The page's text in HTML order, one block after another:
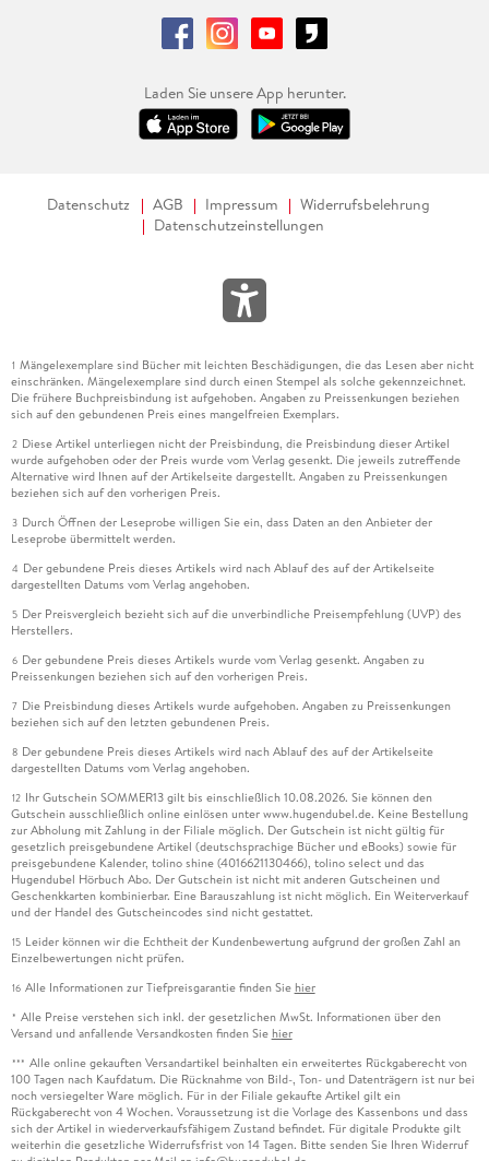
Laden Sie unsere App herunter.
Datenschutz AGB Impressum
Widerrufsbelehrung
Datenschutzeinstellungen
1 Mängelexemplare sind Bücher mit leichten Beschädigungen, die das Lesen aber nicht
einschränken. Mängelexemplare sind durch einen Stempel als solche gekennzeichnet.
Die frühere Buchpreisbindung ist aufgehoben. Angaben zu Preissenkungen beziehen
sich auf den gebundenen Preis eines mangelfreien Exemplars.
2 Diese Artikel unterliegen nicht der Preisbindung, die Preisbindung dieser Artikel
wurde aufgehoben oder der Preis wurde vom Verlag gesenkt. Die jeweils zutreffende
Alternative wird Ihnen auf der Artikelseite dargestellt. Angaben zu Preissenkungen
beziehen sich auf den vorherigen Preis.
3 Durch Öffnen der Leseprobe willigen Sie ein, dass Daten an den Anbieter der
Leseprobe übermittelt werden.
4 Der gebundene Preis dieses Artikels wird nach Ablauf des auf der Artikelseite
dargestellten Datums vom Verlag angehoben.
5 Der Preisvergleich bezieht sich auf die unverbindliche Preisempfehlung (UVP) des
Herstellers.
6 Der gebundene Preis dieses Artikels wurde vom Verlag gesenkt. Angaben zu
Preissenkungen beziehen sich auf den vorherigen Preis.
7 Die Preisbindung dieses Artikels wurde aufgehoben. Angaben zu Preissenkungen
beziehen sich auf den letzten gebundenen Preis.
8 Der gebundene Preis dieses Artikels wird nach Ablauf des auf der Artikelseite
dargestellten Datums vom Verlag angehoben.
12 Ihr Gutschein SOMMER13 gilt bis einschließlich 10.08.2026. Sie können den
Gutschein ausschließlich online einlösen unter www.hugendubel.de. Keine Bestellung
zur Abholung mit Zahlung in der Filiale möglich. Der Gutschein ist nicht gültig für
gesetzlich preisgebundene Artikel (deutschsprachige Bücher und eBooks) sowie für
preisgebundene Kalender, tolino shine (4016621130466), tolino select und das
Hugendubel Hörbuch Abo. Der Gutschein ist nicht mit anderen Gutscheinen und
Geschenkkarten kombinierbar. Eine Barauszahlung ist nicht möglich. Ein Weiterverkauf
und der Handel des Gutscheincodes sind nicht gestattet.
15 Leider können wir die Echtheit der Kundenbewertung aufgrund der großen Zahl an
Einzelbewertungen nicht prüfen.
16 Alle Informationen zur Tiefpreisgarantie finden Sie hier
* Alle Preise verstehen sich inkl. der gesetzlichen MwSt. Informationen über den
Versand und anfallende Versandkosten finden Sie hier
*** Alle online gekauften Versandartikel beinhalten ein erweitertes Rückgaberecht von
100 Tagen nach Kaufdatum. Die Rücknahme von Bild-, Ton- und Datenträgern ist nur bei
noch versiegelter Ware möglich. Für in der Filiale gekaufte Artikel gilt ein
Rückgaberecht von 4 Wochen. Voraussetzung ist die Vorlage des Kassenbons und dass
sich der Artikel in wiederverkaufsfähigem Zustand befindet. Für digitale Produkte gilt
weiterhin die gesetzliche Widerrufsfrist von 14 Tagen. Bitte senden Sie Ihren Widerruf